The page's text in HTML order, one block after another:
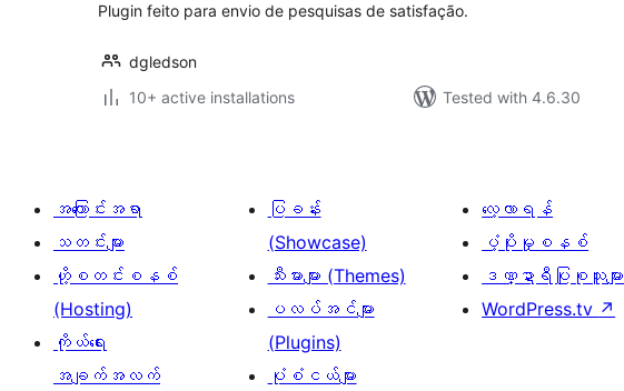
Plugin feito para envio de pesquisas de satisfação.
dgledson
10+ active installations
Tested with 4.6.30
အကြောင်းအရာ
သတင်းများ
ဟို့စတင်းစနစ်
(Hosting)
ကိုယ်ရေး
အချက်အလက်
ပြခန်း
(Showcase)
သီးမားများ (Themes)
ပလပ်အင်များ
(Plugins)
ပုံစံငယ်များ
လေ့လာရန်
ပံ့ပိုးမှုစနစ်
ဒဏ္ဍာရီပြုစုသူများ
WordPress.tv ↗